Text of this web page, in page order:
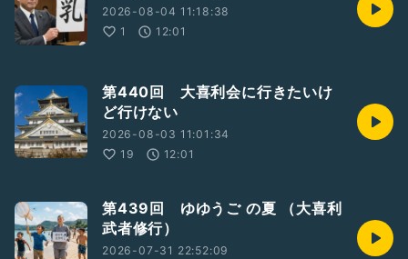
2026-08-04 11:18:38
1
12:01
第440回 大喜利会に行きたいけ
ど行けない
2026-08-03 11:01:34
19
12:01
第439回 ゆゆうご の夏 （大喜利
武者修行）
2026-07-31 22:52:09